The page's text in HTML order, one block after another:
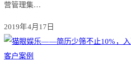
营管理集…
2019年4月17日
客户案例